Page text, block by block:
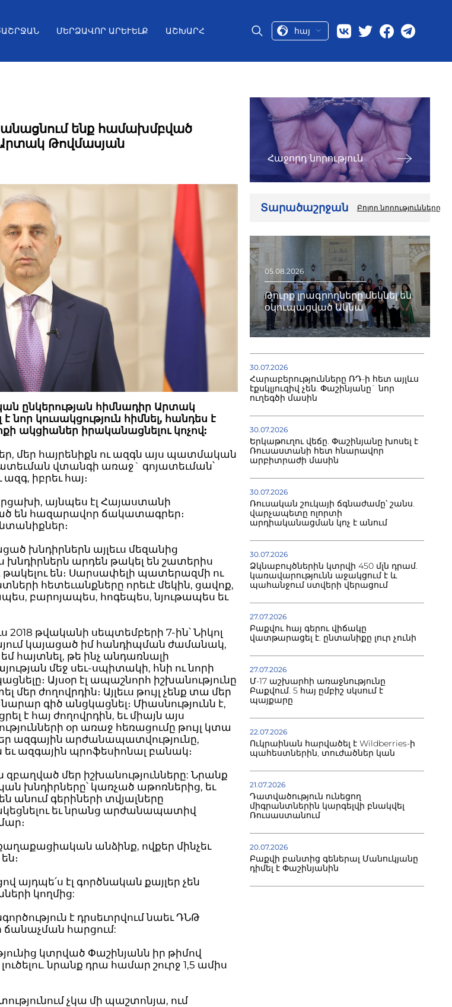
ՄԵՐՁԱՎՈՐ ԱՐԵՒԵԼՔ ԱՇԽԱՐՀ հայ
ենք համախմբված
Թովմասյան
ընկերության հիմնադիր Արտակ
նոր կուսակցություն հիմնել, հանդես է
ակցիաներ իրականացնելու կոչով:
մեր հայրենիքն ու ազգն այս պատմական
վտանգի առաջ` գոյատեւման՝
ազգ, իբրեւ հայ։
այնպես էլ Հայաստանի
են հազարավոր ճակատագրեր։
խնդիրներն այլեւս մեզանից
խնդիրներն արդեն թակել են շատերիս
թակելու են։ Սարսափելի պատերազմի ու
հետեւանքները որեւէ մեկին, ցավոք,
բարոյապես, հոգեպես, նյութապես եւ
2018 թվականի սեպտեմբերի 7-ին՝ Նիկոլ
կայացած իմ հանդիպման ժամանակ,
հայտնել, թե ինչ անդառնալի
մեջ սեւ-սպիտակի, հնի ու նորի
Այսօր էլ ապաշնորհ իշխանությունը
ժողովրդին։ Այլեւս թույլ չենք տա մեր
գիծ անցկացնել։ Միասնությունն է,
է հայ ժողովրդին, եւ միայն այս
օր առաջ հեռացումը թույլ կտա
ազգային արժանապատվությունը,
ազգային պրոֆեսիոնալ բանակ։
զբաղված մեր իշխանությունները: Նրանք
խնդիրները՝ կառչած աթոռներից, եւ
անում գերիների տվյալները
եւ նրանց արժանապատիվ
անձինք, ովքեր մինչեւ
այդպե՛ս էլ գործնական քայլեր չեն
կողմից:
է դրսեւորվում նաեւ ԴՆԹ
ճանաչման հարցում:
կտրված Փաշինյանն իր թիմով
նրանք դրա համար շուրջ 1,5 ամիս
չկա մի պաշտոնյա, ում
Հաջորդ նորություն
Տարածաշրջան Բոլոր նորությունները
05.08.2026
Թուրք լրագրողները մեկնել են
օկուպացված Ակնա
30.07.2026
Հարաբերությունները ՌԴ-ի հետ այլևս
էքսկլյուզիվ չեն. Փաշինյանը` նոր
ուղեգծի մասին
30.07.2026
Երկաթուղու վեճը. Փաշինյանը խոսել է
Ռուսաստանի հետ հնարավոր
արբիտրաժի մասին
30.07.2026
Ռուսական շուկայի ճգնաժամը՝ շանս.
վարչապետը ոլորտի
արդիականացման կոչ է անում
30.07.2026
Ձկնաբույծներին կտրվի 450 մլն դրամ.
կառավարությունն աջակցում է և
պահանջում ստվերի վերացում
27.07.2026
Բաքվու հայ գերու վիճակը
վատթարացել է. ընտանիքը լուր չունի
27.07.2026
Մ-17 աշխարհի առաջնությունը
Բաքվում. 5 հայ ըմբիշ սկսում է
պայքարը
22.07.2026
Ուկրաինան հարվածել է Wildberries-ի
պահեստներին, տուժածներ կան
21.07.2026
Դատվածություն ունեցող
միգրանտներին կարգելվի բնակվել
Ռուսաստանում
20.07.2026
Բաքվի բանտից գեներալ Մանուկյանը
դիմել է Փաշինյանին